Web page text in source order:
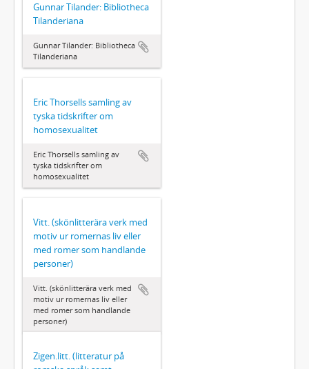
Gunnar Tilander: Bibliotheca
Tilanderiana
Gunnar Tilander: Bibliotheca
Tilanderiana
Eric Thorsells samling av
tyska tidskrifter om
homosexualitet
Eric Thorsells samling av
tyska tidskrifter om
homosexualitet
Vitt. (skönlitterära verk med
motiv ur romernas liv eller
med romer som handlande
personer)
Vitt. (skönlitterära verk med
motiv ur romernas liv eller
med romer som handlande
personer)
Zigen.litt. (litteratur på